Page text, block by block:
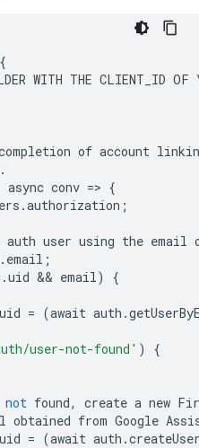
WITH THE CLIENT_ID OF
of account
.
async conv => {
.authorization ;
auth user using the email
. email ;
.uid && email )
{
uid = (await auth .
user-not-found' )
{
not found, create a new
obtained from Google
uid = (await auth .